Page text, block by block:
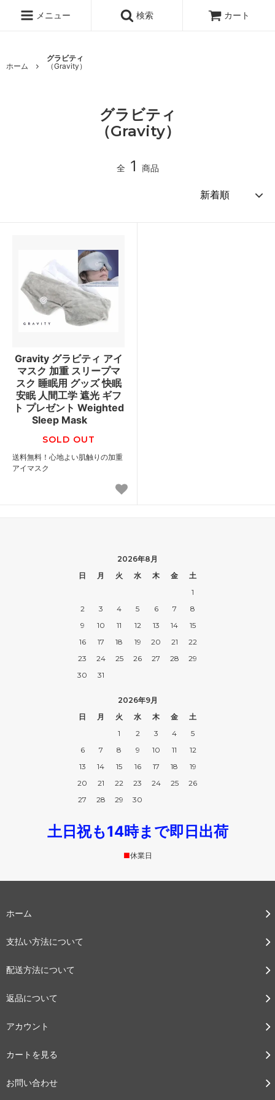
メニュー 検索 カート
ホーム
グラビティ
（Gravity）
グラビティ
（Gravity）
全 1 商品
Gravity グラビティ アイ
マスク 加重 スリープマ
スク 睡眠用 グッズ 快眠
安眠 人間工学 遮光 ギフ
ト プレゼント Weighted
Sleep Mask
SOLD OUT
送料無料！心地よい肌触りの加重
アイマスク
2026年8月
日
月 火 水 木 金
土
1
2
3 4 5 6 7
8
9
10 11 12 13 14
15
16
17 18 19 20 21
22
23
24 25 26 27 28
29
30
31
2026年9月
日
月 火 水 木 金
土
1
2 3 4
5
6
7 8 9 10 11
12
13
14 15 16 17 18
19
20
21 22 23 24 25
26
27
28 29 30
土日祝も14時まで即日出荷
■休業日
ホーム
支払い方法について
配送方法について
返品について
アカウント
カートを見る
お問い合わせ